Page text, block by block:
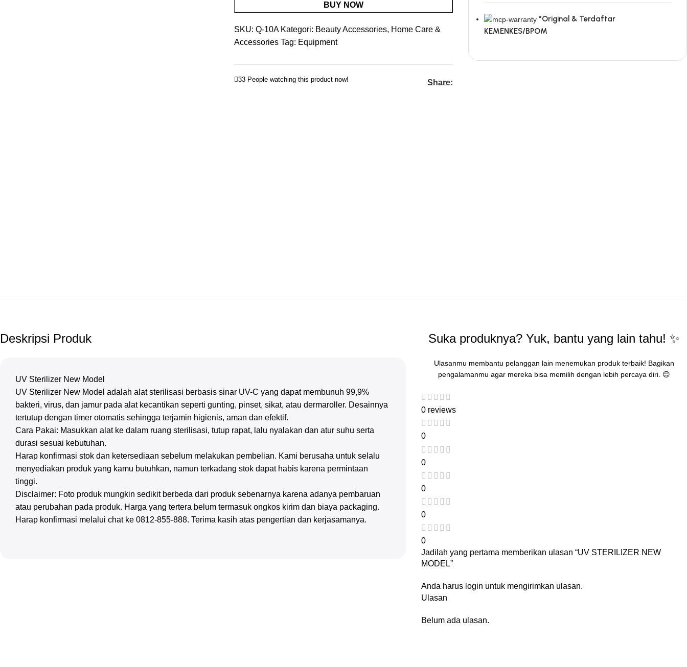
BUY NOW
SKU: Q-10A Kategori: Beauty Accessories, Home Care &
Accessories Tag: Equipment
33 People watching this product now! Share:
*Original & Terdaftar
KEMENKES/BPOM
Deskripsi Produk
UV Sterilizer New Model
UV Sterilizer New Model adalah alat sterilisasi berbasis sinar UV-C yang dapat membunuh 99,9%
bakteri, virus, dan jamur pada alat kecantikan seperti gunting, pinset, sikat, atau dermaroller. Desainnya
tertutup dengan timer otomatis sehingga terjamin higienis, aman dan efektif.
Cara Pakai: Masukkan alat ke dalam ruang sterilisasi, tutup rapat, lalu nyalakan dan atur suhu serta
durasi sesuai kebutuhan.
Harap konfirmasi stok dan ketersediaan sebelum melakukan pembelian. Kami berusaha untuk selalu
menyediakan produk yang kamu butuhkan, namun terkadang stok dapat habis karena permintaan
tinggi.
Disclaimer: Foto produk mungkin sedikit berbeda dari produk sebenarnya karena adanya pembaruan
atau perubahan pada produk. Harga yang tertera belum termasuk ongkos kirim dan biaya packaging.
Harap konfirmasi melalui chat ke 0812-855-888. Terima kasih atas pengertian dan kerjasamanya.
Suka produknya? Yuk, bantu yang lain tahu! ✨
Ulasanmu membantu pelanggan lain menemukan produk terbaik! Bagikan
pengalamanmu agar mereka bisa memilih dengan lebih percaya diri. 😊
0 reviews
0
0
0
0
0
Ulasan
Belum ada ulasan.
Jadilah yang pertama memberikan ulasan “UV STERILIZER NEW
MODEL”
Anda harus login untuk mengirimkan ulasan.